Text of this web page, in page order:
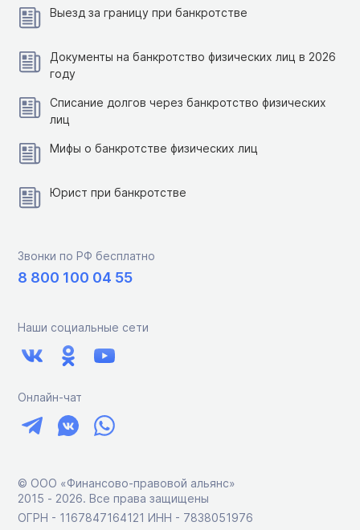
Выезд за границу при банкротстве
Документы на банкротство физических лиц в 2026
году
Списание долгов через банкротство физических
лиц
Мифы о банкротстве физических лиц
Юрист при банкротстве
Звонки по РФ бесплатно
8 800 100 04 55
Наши социальные сети
Онлайн-чат
© ООО «Финансово-правовой альянс»
2015 ‑ 2026. Все права защищены
ОГРН - 1167847164121 ИНН - 7838051976